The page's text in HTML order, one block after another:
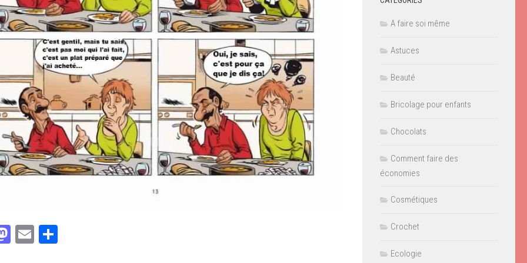
Mastodon
Email
A faire soi même
Astuces
Beauté
Bricolage pour enfants
Chocolats
Comment faire des
économies
Cosmétiques
Crochet
Ecologie